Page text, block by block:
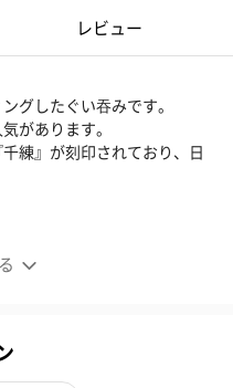
レビュー
グしたぐい吞みです。
があります。
練』が刻印されており、日